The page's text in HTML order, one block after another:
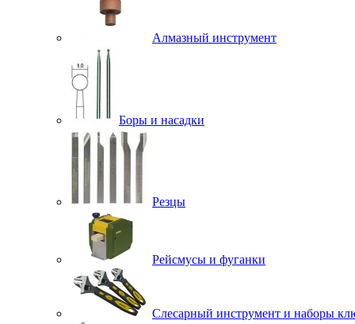
Алмазный инструмент
Боры и насадки
Резцы
Рейсмусы и фуганки
Слесарный инструмент и наборы